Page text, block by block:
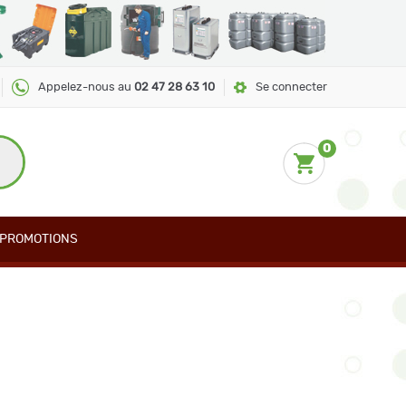
Appelez-nous au 02 47 28 63 10 Se connecter
0
PROMOTIONS